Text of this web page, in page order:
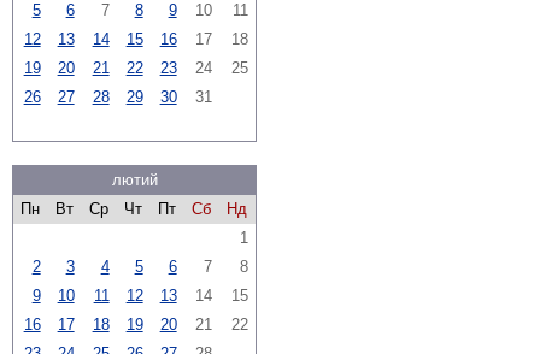
5
6 7 8 9 10
11
12
13 14 15 16 17
18
19
20 21 22 23 24
25
26
27 28 29 30 31
лютий
Пн
Вт Ср Чт Пт Сб
Нд
1
2
3 4 5 6 7
8
9
10 11 12 13 14
15
16
17 18 19 20 21
22